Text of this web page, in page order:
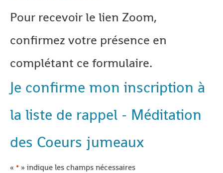
Pour recevoir le lien Zoom,
confirmez votre présence en
complétant ce formulaire.
Je confirme mon inscription à
la liste de rappel - Méditation
des Coeurs jumeaux
« * » indique les champs nécessaires